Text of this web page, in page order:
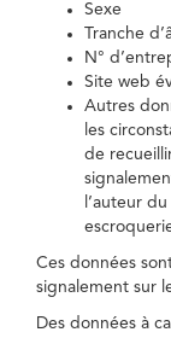
Sexe
Tranche
N°
Site web
Autres
les
de
l’auteur
Ces données
signalement sur
Des données à